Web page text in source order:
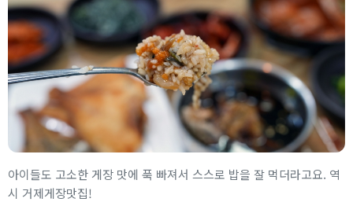
아이들도 고소한 게장 맛에 푹 빠져서 스스로 밥을 잘 먹더라고요. 역
시 거제게장맛집!